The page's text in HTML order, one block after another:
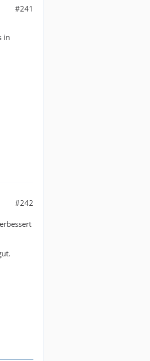
#241
in
#242